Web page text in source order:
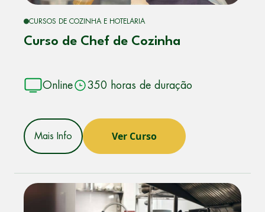
CURSOS DE COZINHA E HOTELARIA
Curso de Chef de Cozinha
Online 350 horas de duração
Mais Info Ver Curso